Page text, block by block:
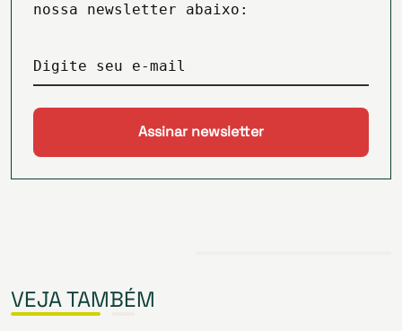
nossa newsletter abaixo:
Digite seu e-mail
VEJA TAMBÉM